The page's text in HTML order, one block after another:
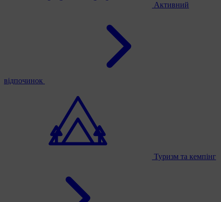
Активний
відпочинок
Туризм та кемпінг